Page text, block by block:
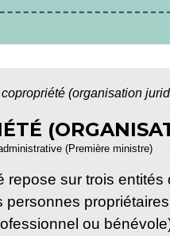
(organisation
(Première ministre)
sur trois
ou